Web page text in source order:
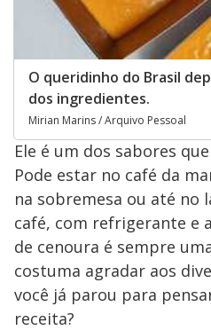
O queridinho do Brasil
dos ingredientes.
Mirian Marins / Arquivo Pessoal
Ele é um dos sabores
Pode estar no café da
na sobremesa ou até no
café, com refrigerante e
de cenoura é sempre
costuma agradar aos
você já parou para
receita?